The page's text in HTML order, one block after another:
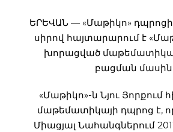
ԵՐԵՎԱՆ — «Մաթիկո»
սիրով հայտարարում է
խորացված
բացման մասին:
«Մաթիկո»-ն Նյու Յորքում
մաթեմատիկայի դպրոց է,
Միացյալ Նահանգներում